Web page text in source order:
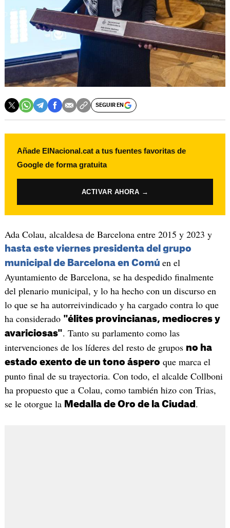
SEGUIR EN
Añade ElNacional.cat a tus fuentes favoritas de
Google de forma gratuita
ACTIVAR AHORA →
Ada Colau, alcaldesa de Barcelona entre 2015 y 2023 y
hasta este viernes presidenta del grupo
municipal de Barcelona en Comú en el
Ayuntamiento de Barcelona, se ha despedido finalmente
del plenario municipal, y lo ha hecho con un discurso en
lo que se ha autorreivindicado y ha cargado contra lo que
ha considerado "élites provincianas, mediocres y
avariciosas". Tanto su parlamento como las
intervenciones de los líderes del resto de grupos no ha
estado exento de un tono áspero que marca el
punto final de su trayectoria. Con todo, el alcalde Collboni
ha propuesto que a Colau, como también hizo con Trias,
se le otorgue la Medalla de Oro de la Ciudad .